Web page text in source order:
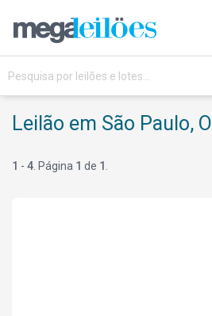
Leilão em São Paulo,
1 - 4 . Página 1 de 1